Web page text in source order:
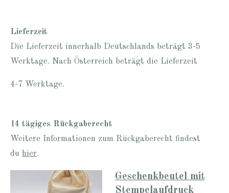
Lieferzeit
Die Lieferzeit innerhalb Deutschlands beträgt 3-5
Werktage. Nach Österreich beträgt die Lieferzeit
4-7 Werktage.
14 tägiges Rückgaberecht
Weitere Informationen zum Rückgaberecht findest
du hier.
Geschenkbeutel mit
Stempelaufdruck